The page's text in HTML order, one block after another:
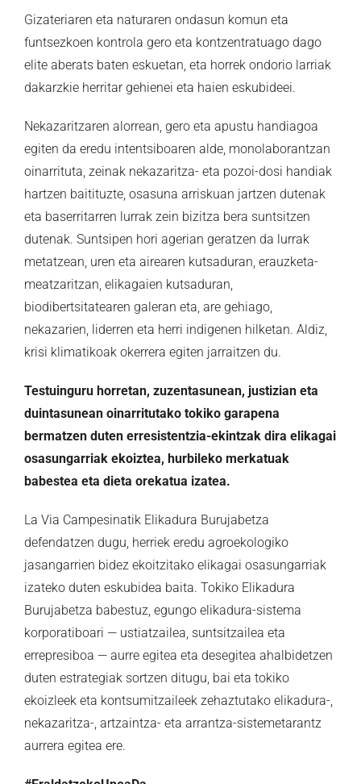
Gizateriaren eta naturaren ondasun komun eta
funtsezkoen kontrola gero eta kontzentratuago dago
elite aberats baten eskuetan, eta horrek ondorio larriak
dakarzkie herritar gehienei eta haien eskubideei.
Nekazaritzaren alorrean, gero eta apustu handiagoa
egiten da eredu intentsiboaren alde, monolaborantzan
oinarrituta, zeinak nekazaritza- eta pozoi-dosi handiak
hartzen baitituzte, osasuna arriskuan jartzen dutenak
eta baserritarren lurrak zein bizitza bera suntsitzen
dutenak. Suntsipen hori agerian geratzen da lurrak
metatzean, uren eta airearen kutsaduran, erauzketa-
meatzaritzan, elikagaien kutsaduran,
biodibertsitatearen galeran eta, are gehiago,
nekazarien, liderren eta herri indigenen hilketan. Aldiz,
krisi klimatikoak okerrera egiten jarraitzen du.
Testuinguru horretan, zuzentasunean, justizian eta
duintasunean oinarritutako tokiko garapena
bermatzen duten erresistentzia-ekintzak dira elikagai
osasungarriak ekoiztea, hurbileko merkatuak
babestea eta dieta orekatua izatea.
La Via Campesinatik Elikadura Burujabetza
defendatzen dugu, herriek eredu agroekologiko
jasangarrien bidez ekoitzitako elikagai osasungarriak
izateko duten eskubidea baita. Tokiko Elikadura
Burujabetza babestuz, egungo elikadura-sistema
korporatiboari — ustiatzailea, suntsitzailea eta
errepresiboa — aurre egitea eta desegitea ahalbidetzen
duten estrategiak sortzen ditugu, bai eta tokiko
ekoizleek eta kontsumitzaileek zehaztutako elikadura-,
nekazaritza-, artzaintza- eta arrantza-sistemetarantz
aurrera egitea ere.